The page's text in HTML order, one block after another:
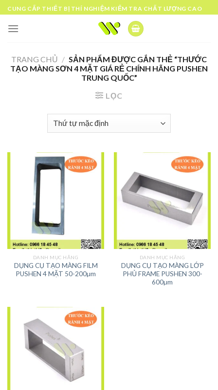
Skip
to
content
CUNG CẤP THIẾT BỊ THÍ NGHIỆM KIỂM TRA CHẤT LƯỢNG CAO
TRANG CHỦ / SẢN PHẨM ĐƯỢC GẮN THẺ “THƯỚC
TẠO MÀNG SƠN 4 MẶT GIÁ RẺ CHÍNH HÃNG PUSHEN
TRUNG QUỐC”
LỌC
DANH MỤC HÃNG
DỤNG CỤ TẠO MÀNG FILM
PUSHEN 4 MẶT 50-200µm
DANH MỤC HÃNG
DỤNG CỤ TẠO MÀNG LỚP
PHỦ FRAME PUSHEN 300-
600µm